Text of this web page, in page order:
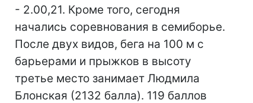
- 2.00,21. Кроме того, сегодня
начались соревнования в семиборье.
После двух видов, бега на 100 м с
барьерами и прыжков в высоту
третье место занимает Людмила
Блонская (2132 балла). 119 баллов